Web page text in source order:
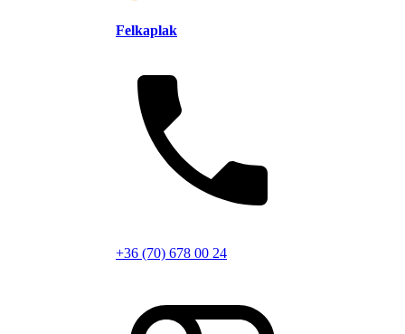
Felkaplak
+36 (70) 678 00 24